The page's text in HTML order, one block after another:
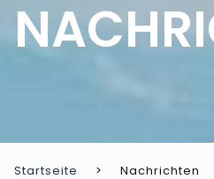
Startseite Nachrichten